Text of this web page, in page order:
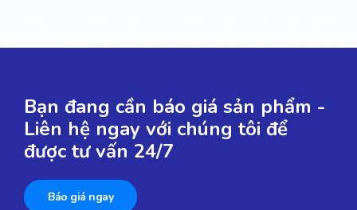
Bạn đang cần báo giá sản phẩm -
Liên hệ ngay với chúng tôi để
được tư vấn 24/7
Báo giá ngay